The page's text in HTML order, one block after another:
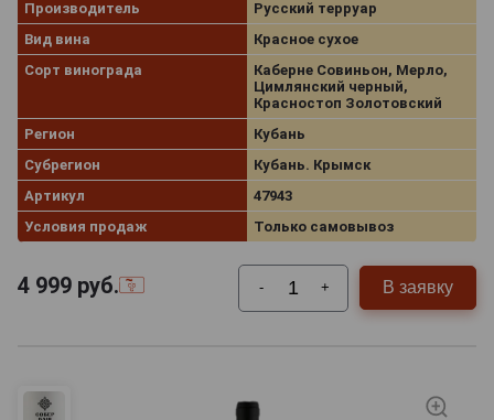
Производитель
Русский терруар
Вид вина
Красное сухое
Сорт винограда
Каберне Совиньон, Мерло,
Цимлянский черный,
Красностоп Золотовский
Регион
Кубань
Субрегион
Кубань. Крымск
Артикул
47943
Условия продаж
Только самовывоз
4 999 руб. - + В заявку